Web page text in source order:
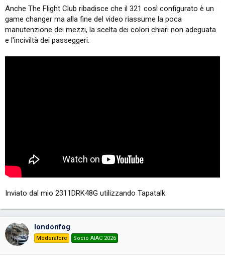
Anche The Flight Club ribadisce che il 321 così configurato è un
game changer ma alla fine del video riassume la poca
manutenzione dei mezzi, la scelta dei colori chiari non adeguata
e l'inciviltà dei passeggeri.
Inviato dal mio 2311DRK48G utilizzando Tapatalk
londonfog
Moderatore Socio AIAC 2026